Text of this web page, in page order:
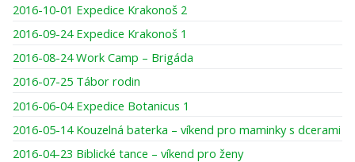
2016-10-01 Expedice Krakonoš 2
2016-09-24 Expedice Krakonoš 1
2016-08-24 Work Camp – Brigáda
2016-07-25 Tábor rodin
2016-06-04 Expedice Botanicus 1
2016-05-14 Kouzelná baterka – víkend pro maminky s dcerami
2016-04-23 Biblické tance – víkend pro ženy